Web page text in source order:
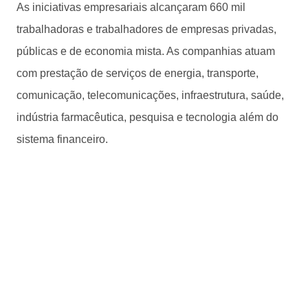
As iniciativas empresariais alcançaram 660 mil
trabalhadoras e trabalhadores de empresas privadas,
públicas e de economia mista. As companhias atuam
com prestação de serviços de energia, transporte,
comunicação, telecomunicações, infraestrutura, saúde,
indústria farmacêutica, pesquisa e tecnologia além do
sistema financeiro.